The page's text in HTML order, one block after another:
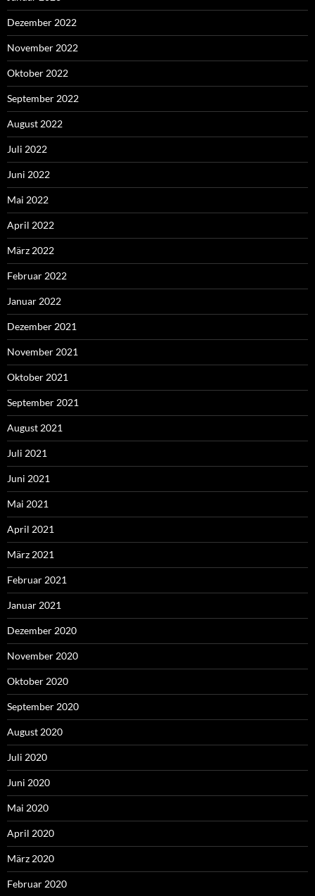
Dezember 2022
November 2022
Oktober 2022
September 2022
August 2022
Juli 2022
Juni 2022
Mai 2022
April 2022
März 2022
Februar 2022
Januar 2022
Dezember 2021
November 2021
Oktober 2021
September 2021
August 2021
Juli 2021
Juni 2021
Mai 2021
April 2021
März 2021
Februar 2021
Januar 2021
Dezember 2020
November 2020
Oktober 2020
September 2020
August 2020
Juli 2020
Juni 2020
Mai 2020
April 2020
März 2020
Februar 2020